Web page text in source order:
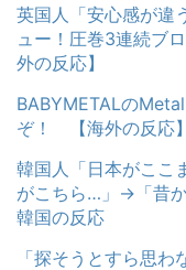
英国人「安心感が違
ュー！圧巻3連続ブ
外の反応】
BABYMETALの
ぞ！ 【海外の反応】
韓国人「日本がここ
がこちら…」→「昔
韓国の反応
「探そうとすら思わ